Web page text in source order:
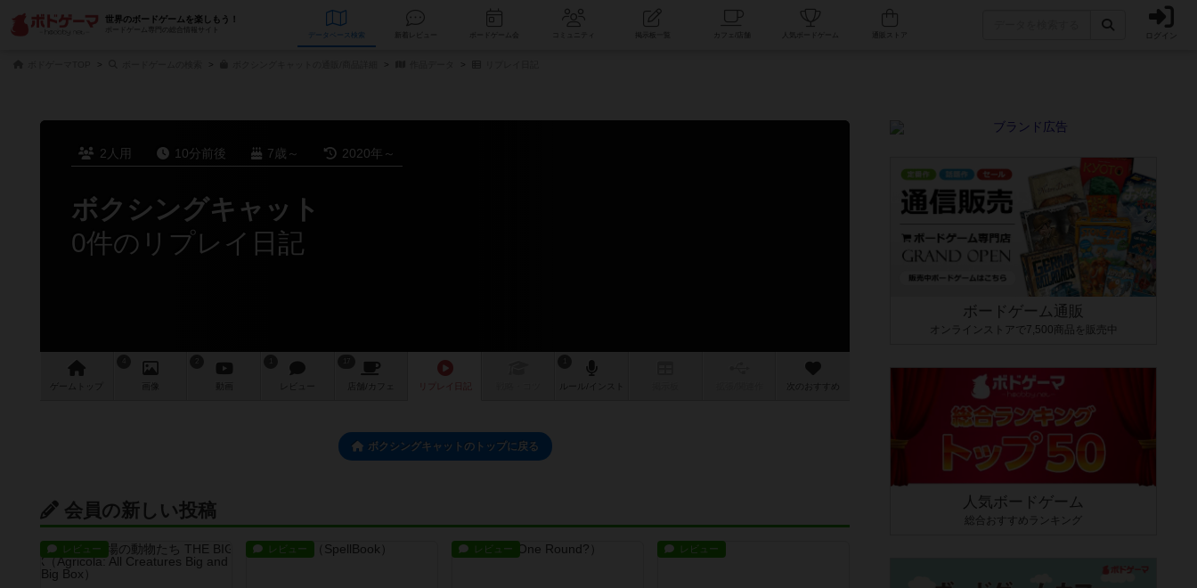
世界のボードゲームを楽しもう！
ボードゲーム専門の総合情報サイト
データベース コミュニティ 人気ボードゲーム ログイン
2人用 10分前後 7歳～ 2020年～
ボクシングキャット
0件のリプレイ日記
ゲーム 画像 レビュー 店舗/ カフェ 次のおすすめ
ボクシングキャットのトップに戻る
会員の新しい投稿
レビュー レビュー レビュー レビュー
ボードゲーム通販
オンラインストアで7,500商品を販売中
人気ボードゲーム
総合おすすめランキング